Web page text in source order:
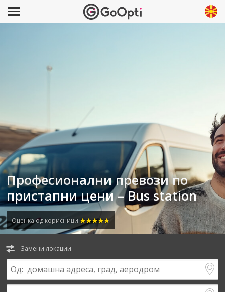
Професионални превози по
пристапни цени – Bus station
Оценка од корисници
Замени локации